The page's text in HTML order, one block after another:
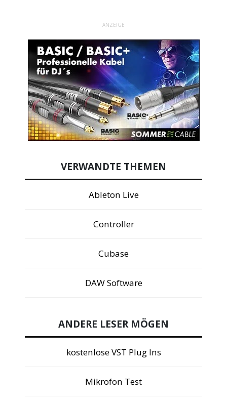
ANZEIGE
VERWANDTE THEMEN
Ableton Live
Controller
Cubase
DAW Software
ANDERE LESER MÖGEN
kostenlose VST Plug Ins
Mikrofon Test